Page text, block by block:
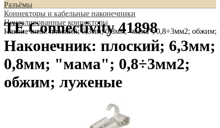
Разъёмы
Коннекторы и кабельные наконечники
Неизолированные коннекторы
Наконечник: плоский; 6,3мм; 0,8мм; "мама"; 0,8÷3мм2; обжим;
TE Connectivity 41898
Наконечник: плоский; 6,3мм;
0,8мм; "мама"; 0,8÷3мм2;
обжим; луженые